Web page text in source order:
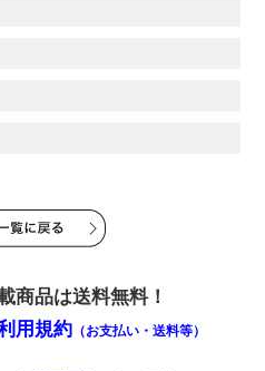
商品は送料無料！
用規約 （お支払い・送料等）